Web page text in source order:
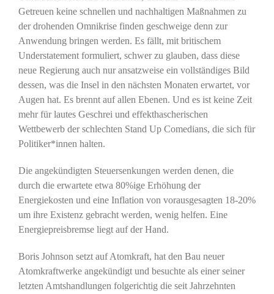
Getreuen keine schnellen und nachhaltigen Maßnahmen zu
der drohenden Omnikrise finden geschweige denn zur
Anwendung bringen werden. Es fällt, mit britischem
Understatement formuliert, schwer zu glauben, dass diese
neue Regierung auch nur ansatzweise ein vollständiges Bild
dessen, was die Insel in den nächsten Monaten erwartet, vor
Augen hat. Es brennt auf allen Ebenen. Und es ist keine Zeit
mehr für lautes Geschrei und effekthascherischen
Wettbewerb der schlechten Stand Up Comedians, die sich für
Politiker*innen halten.
Die angekündigten Steuersenkungen werden denen, die
durch die erwartete etwa 80%ige Erhöhung der
Energiekosten und eine Inflation von vorausgesagten 18-20%
um ihre Existenz gebracht werden, wenig helfen. Eine
Energiepreisbremse liegt auf der Hand.
Boris Johnson setzt auf Atomkraft, hat den Bau neuer
Atomkraftwerke angekündigt und besuchte als einer seiner
letzten Amtshandlungen folgerichtig die seit Jahrzehnten